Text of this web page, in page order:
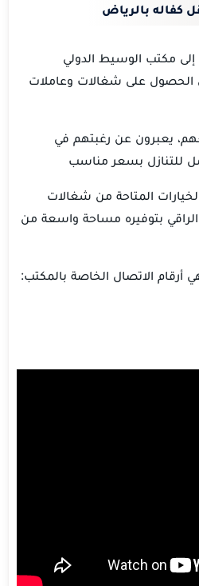
كفاله بالرياض
مكتب الوسيط الدولي
الحصول على شغالات وعاملات
يعبرون عن رغبتهم في
للتنازل بسعر مناسب
المتاحة من شغالات
الراقي بتوفيره مساحة واسعة من
أرقام الاتصال الخاصة بالمكتب: